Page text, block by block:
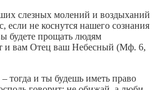
слезных молений и воздыханий
не коснутся нашего сознания
будете прощать людям
и вам Отец ваш Небесный (Мф. 6,
тогда и ты будешь иметь право